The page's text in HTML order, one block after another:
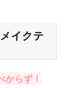
イクテ
らず！